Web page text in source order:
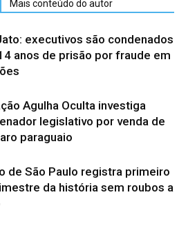
Mais conteúdo do autor
executivos são condenados
anos de prisão por fraude em
Agulha Oculta investiga
legislativo por venda de
paraguaio
de São Paulo registra primeiro
da história sem roubos a